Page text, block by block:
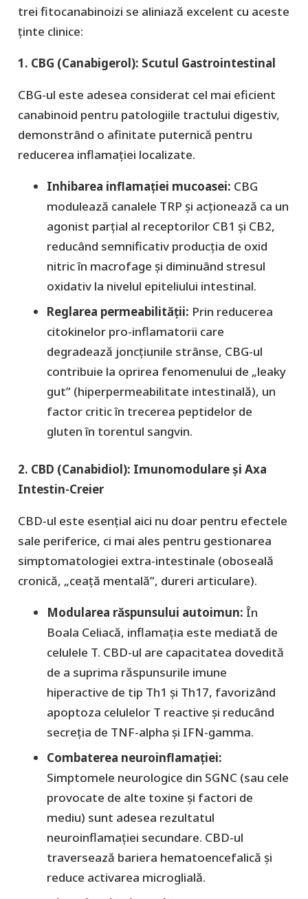
trei fitocanabinoizi se aliniază excelent cu aceste
ținte clinice:
​1. CBG (Canabigerol): Scutul Gastrointestinal
​CBG-ul este adesea considerat cel mai eficient
canabinoid pentru patologiile tractului digestiv,
demonstrând o afinitate puternică pentru
reducerea inflamației localizate.
Inhibarea inflamației mucoasei: CBG
modulează canalele TRP și acționează ca un
agonist parțial al receptorilor CB1 și CB2,
reducând semnificativ producția de oxid
nitric în macrofage și diminuând stresul
oxidativ la nivelul epiteliului intestinal.
Reglarea permeabilității: Prin reducerea
citokinelor pro-inflamatorii care
degradează joncțiunile strânse, CBG-ul
contribuie la oprirea fenomenului de „leaky
gut” (hiperpermeabilitate intestinală), un
factor critic în trecerea peptidelor de
gluten în torentul sangvin.
2. CBD (Canabidiol): Imunomodulare și Axa
Intestin-Creier
​CBD-ul este esențial aici nu doar pentru efectele
sale periferice, ci mai ales pentru gestionarea
simptomatologiei extra-intestinale (oboseală
cronică, „ceață mentală”, dureri articulare).
Modularea răspunsului autoimun: În
Boala Celiacă, inflamația este mediată de
celulele T. CBD-ul are capacitatea dovedită
de a suprima răspunsurile imune
hiperactive de tip Th1 și Th17, favorizând
apoptoza celulelor T reactive și reducând
secreția de TNF-alpha și IFN-gamma.
Combaterea neuroinflamației:
Simptomele neurologice din SGNC (sau cele
provocate de alte toxine și factori de
mediu) sunt adesea rezultatul
neuroinflamației secundare. CBD-ul
traversează bariera hematoencefalică și
reduce activarea microglială.